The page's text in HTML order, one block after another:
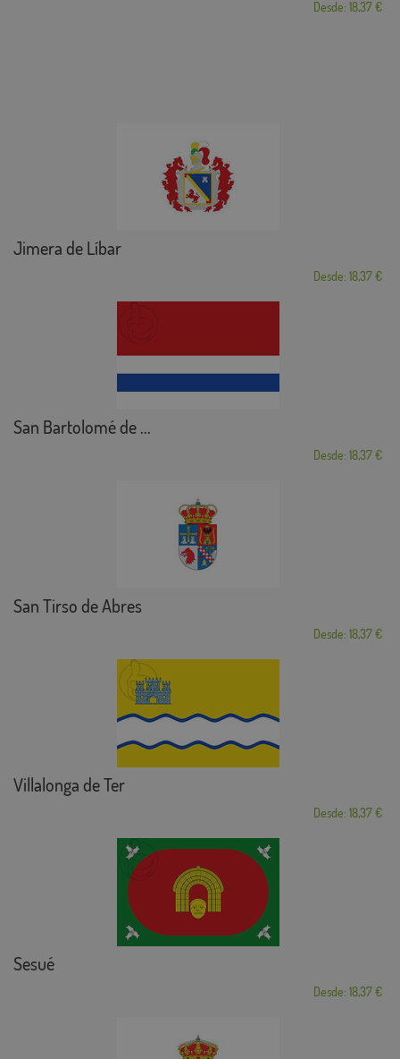
Desde: 18,37 €
Jimera de Líbar
Desde: 18,37 €
San Bartolomé de ...
Desde: 18,37 €
San Tirso de Abres
Desde: 18,37 €
Villalonga de Ter
Desde: 18,37 €
Sesué
Desde: 18,37 €